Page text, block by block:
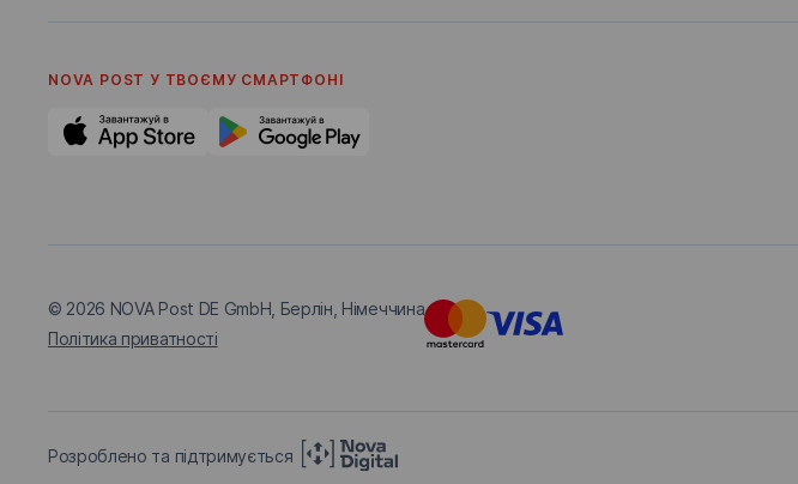
NOVA POST У ТВОЄМУ СМАРТФОНI
© 2026 NOVA Post DE GmbH, Берлін, Німеччина
Політика приватності
Розроблено та підтримується